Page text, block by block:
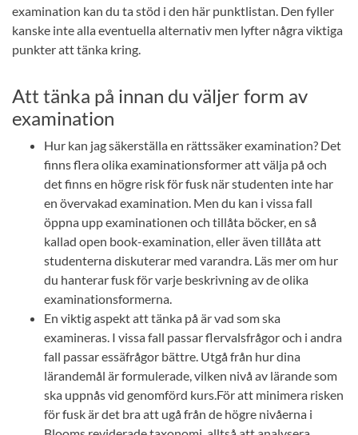
examination kan du ta stöd i den här punktlistan. Den fyller
kanske inte alla eventuella alternativ men lyfter några viktiga
punkter att tänka kring.
Att tänka på innan du väljer form av
examination
Hur kan jag säkerställa en rättssäker examination? Det
finns flera olika examinationsformer att välja på och
det finns en högre risk för fusk när studenten inte har
en övervakad examination. Men du kan i vissa fall
öppna upp examinationen och tillåta böcker, en så
kallad open book-examination, eller även tillåta att
studenterna diskuterar med varandra. Läs mer om hur
du hanterar fusk för varje beskrivning av de olika
examinationsformerna.
En viktig aspekt att tänka på är vad som ska
examineras. I vissa fall passar flervalsfrågor och i andra
fall passar essäfrågor bättre. Utgå från hur dina
lärandemål är formulerade, vilken nivå av lärande som
ska uppnås vid genomförd kurs.För att minimera risken
för fusk är det bra att ugå från de högre nivåerna i